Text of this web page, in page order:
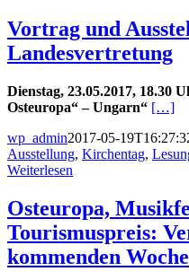
Vortrag und
Landesvertretung
Dienstag, 23.05.2017, 18.30
Osteuropa“ – Ungarn“ […]
wp_admin2017-05-
Ausstellung, Kirchentag,
Weiterlesen
Osteuropa,
Tourismuspreis:
kommenden Woche